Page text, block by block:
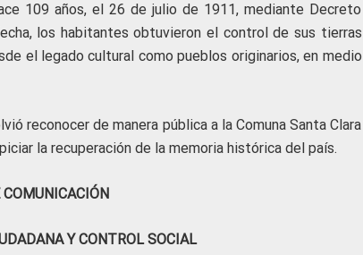
109 años, el 26 de julio de 1911, mediante Decreto
los habitantes obtuvieron el control de sus tierras
el legado cultural como pueblos originarios, en medio
reconocer de manera pública a la Comuna Santa Clara
la recuperación de la memoria histórica del país.
Y CONTROL SOCIAL